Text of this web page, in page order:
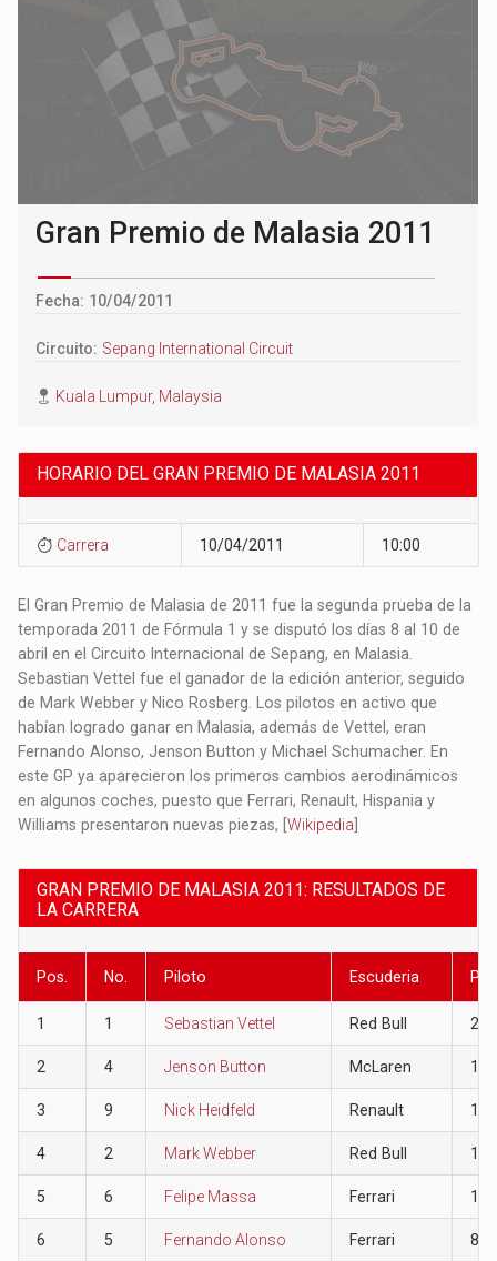
Gran Premio de Malasia 2011
Fecha: 10/04/2011
Circuito: Sepang International Circuit
Kuala Lumpur, Malaysia
HORARIO DEL GRAN PREMIO DE MALASIA 2011
Carrera 10/04/2011 10:00
El Gran Premio de Malasia de 2011 fue la segunda prueba de la
temporada 2011 de Fórmula 1 y se disputó los días 8 al 10 de
abril en el Circuito Internacional de Sepang, en Malasia.
Sebastian Vettel fue el ganador de la edición anterior, seguido
de Mark Webber y Nico Rosberg. Los pilotos en activo que
habían logrado ganar en Malasia, además de Vettel, eran
Fernando Alonso, Jenson Button y Michael Schumacher. En
este GP ya aparecieron los primeros cambios aerodinámicos
en algunos coches, puesto que Ferrari,​ Renault,​ Hispania​ y
Williams​ presentaron nuevas piezas, [Wikipedia
GRAN PREMIO DE MALASIA 2011: RESULTADOS DE
LA CARRERA
Pos. No. Piloto Escuderia
1 1 Sebastian Vettel Red Bull 25
2 4 Jenson Button McLaren 18
3 9 Nick Heidfeld Renault 15
4 2 Mark Webber Red Bull 12
5 6 Felipe Massa Ferrari 10
6 5 Fernando Alonso Ferrari 8